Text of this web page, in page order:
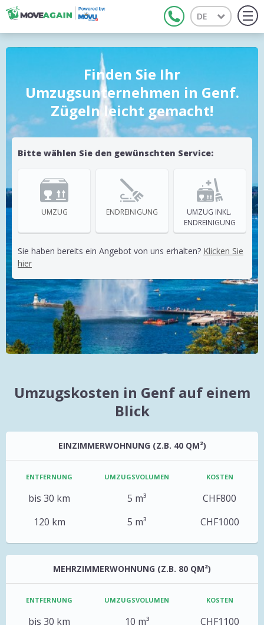
DE
Finden Sie Ihr
Umzugsunternehmen in Genf.
Zügeln leicht gemacht!
Bitte wählen Sie den gewünschten Service:
UMZUG ENDREINIGUNG
UMZUG INKL.
ENDREINIGUNG
Sie haben bereits ein Angebot von uns erhalten? Klicken Sie
hier
Umzugskosten in Genf auf einem
Blick
EINZIMMERWOHNUNG (Z.B. 40 QM²)
ENTFERNUNG UMZUGSVOLUMEN KOSTEN
bis 30 km 5 m³
CHF800
120 km
5 m³ CHF1000
MEHRZIMMERWOHNUNG (Z.B. 80 QM²)
ENTFERNUNG UMZUGSVOLUMEN KOSTEN
bis 30 km 10 m³
CHF1100